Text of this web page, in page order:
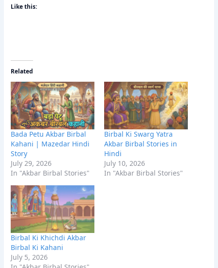
Like this:
Related
Bada Petu Akbar Birbal
Kahani | Mazedar Hindi
Story
July 29, 2026
In "Akbar Birbal Stories"
Birbal Ki Swarg Yatra
Akbar Birbal Stories in
Hindi
July 10, 2026
In "Akbar Birbal Stories"
Birbal Ki Khichdi Akbar
Birbal Ki Kahani
July 5, 2026